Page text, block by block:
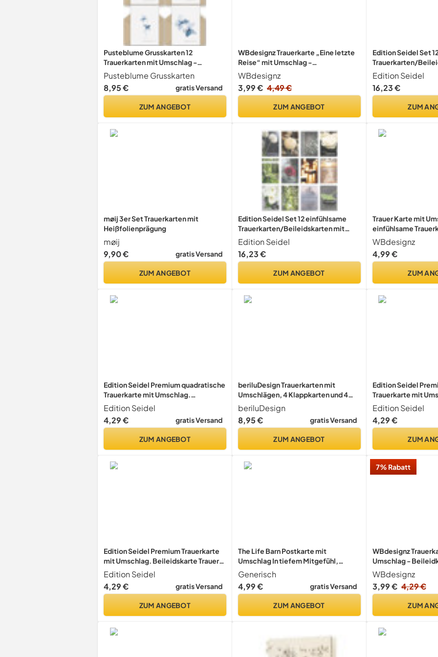
Pusteblume Grusskarten 12
Trauerkarten mit Umschlag -
Innenseite unbeschriftet
Pusteblume Grusskarten
8,95 €
gratis Versand
ZUM ANGEBOT
WBdesignz Trauerkarte „Eine letzte
Reise“ mit Umschlag -
stimmungsvolle Berglandschaft –
stilvolle Beileidskarte mit
Trostspruch Kondolenz, Beileid &
WBdesignz
3,99 € 4,49 €
ZUM ANGEBOT
Edition Seidel Set
Trauerkarten/
Umschlag.
mit Spruch schreiben
(Doppelkarten/
Edition Seidel
16,23 €
ZUM
møij 3er Set Trauerkarten mit
Heißfolienprägung
møij
9,90 €
gratis Versand
ZUM ANGEBOT
Edition Seidel Set 12 einfühlsame
Trauerkarten/Beileidskarten mit
Umschlag. Trauerkarte Beileidskarte
mit Spruch schreiben.
Doppelkarten/Klappkarten mit
Edition Seidel
16,23 €
ZUM ANGEBOT
Trauer Karte mit
einfühlsame
Blumenkranz
Kondolenzkarte
Beileidskarte
(125 x 125 mm)
WBdesignz
4,99 €
ZUM
Edition Seidel Premium quadratische
Trauerkarte mit Umschlag.
Beileidskarte Karte mit Spruch In
stiller Trauer Mitgefühl stille
Anteilnahme Abschied herzliches
Edition Seidel
4,29 €
gratis Versand
ZUM ANGEBOT
beriluDesign Trauerkarten mit
Umschlägen, 4 Klappkarten und 4
Briefumschläge aus Kraftpapier
beriluDesign
8,95 €
gratis Versand
ZUM ANGEBOT
Edition Seidel
Trauerkarte mit
Beileidskarte Karte
Mitgefühl stille
Abschied
Edition Seidel
4,29 €
ZUM
Edition Seidel Premium Trauerkarte
mit Umschlag. Beileidskarte Trauer
Karte mit Zitat In tiefem Mitgefühl
Anteilnahme Beileid Strand Weg
Dünen (T1201 SW025)
Edition Seidel
4,29 €
gratis Versand
ZUM ANGEBOT
The Life Barn Postkarte mit
Umschlag In tiefem Mitgefühl,
Beileidsbekundung,
Kondolenzkarte, Trauer, Tod
Generisch
4,99 €
gratis Versand
ZUM ANGEBOT
7% Rabatt
WBdesignz
Umschlag -
Herzliches Beileid -
Trauer Karte
WBdesignz
3,99 € 4,29 €
ZUM